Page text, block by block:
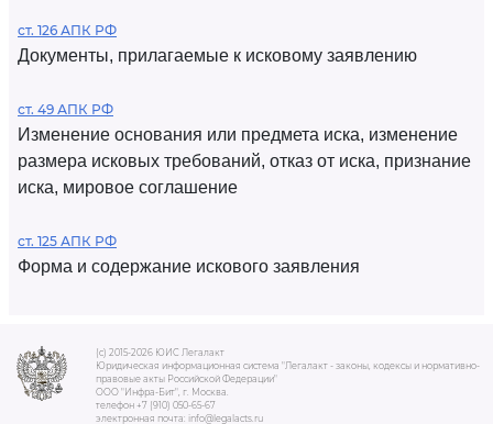
ст. 126 АПК РФ
Документы, прилагаемые к исковому заявлению
ст. 49 АПК РФ
Изменение основания или предмета иска, изменение
размера исковых требований, отказ от иска, признание
иска, мировое соглашение
ст. 125 АПК РФ
Форма и содержание искового заявления
(c) 2015-2026 ЮИС Легалакт
Юридическая информационная система "Легалакт - законы, кодексы и нормативно-
правовые акты Российской Федерации"
ООО "Инфра-Бит", г. Москва.
телефон +7 (910) 050-65-67
электронная почта: info@legalacts.ru